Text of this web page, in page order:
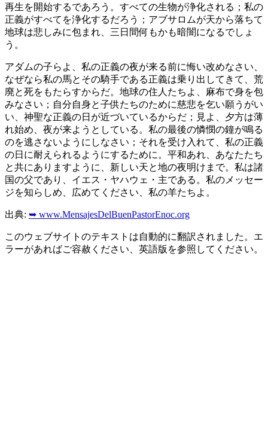
再生を開始するであろう。すべての生物が浄化される；私の
正義がすべてを浄化するだろう；アブサロムが天から落ちて
地球は悲しみに包まれ、三日間何もかも暗闇になるでしょ
う。
アダムの子らよ、私の正義の夜が来る前に悔い改めなさい、
なぜなら私の馬とその騎手である正義は乗り出してきて、荒
廃と死をもたらすからだ。地球の住人たちよ、麻布で身を包
みなさい；自分自身と子供たちのために慈悲を乞い願うがい
い、神聖な正義の日が近づいているからだ；見よ、夕方は薄
れ始め、夜が来ようとしている。私の最後の憐憫の鐘が鳴る
のを逃さないようにしなさい；それを受け入れて、私の正義
の日に耐えられるようにするために。平和あれ、あなたたち
と共にありますように、新しい天と地の夜明けまで。私は諸
国の父であり、イエス・ヤハウェ・主である。私のメッセー
ジを知らしめ、広めてください、私の羊たちよ。
出典: ➥ www.MensajesDelBuenPastorEnoc.org
このウェブサイトのテキストは自動的に翻訳されました。エ
ラーがあればご容赦ください、英語版を参照してください。